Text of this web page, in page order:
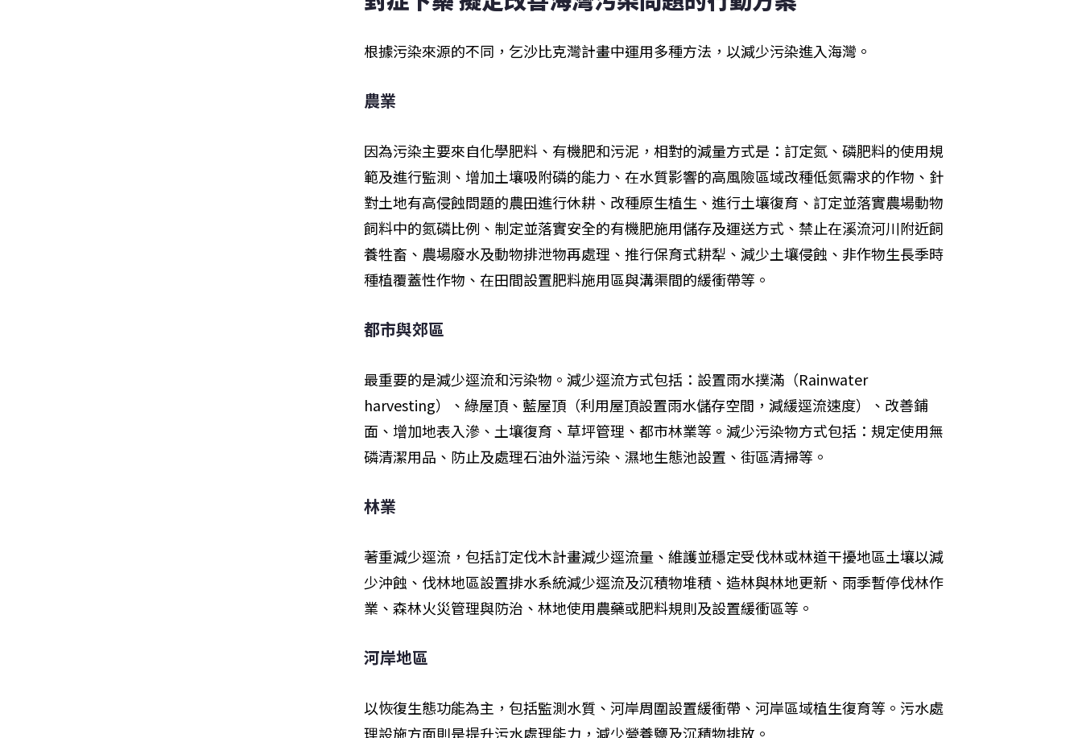
根據污染來源的不同，乞沙比克灣計畫中運用多種方法，以減少污染進入海灣。
農業
因為污染主要來自化學肥料、有機肥和污泥，相對的減量方式是：訂定氮、磷肥料的使用規
範及進行監測、增加土壤吸附磷的能力、在水質影響的高風險區域改種低氮需求的作物、針
對土地有高侵蝕問題的農田進行休耕、改種原生植生、進行土壤復育、訂定並落實農場動物
飼料中的氮磷比例、制定並落實安全的有機肥施用儲存及運送方式、禁止在溪流河川附近飼
養牲畜、農場廢水及動物排泄物再處理、推行保育式耕犁、減少土壤侵蝕、非作物生長季時
種植覆蓋性作物、在田間設置肥料施用區與溝渠間的緩衝帶等。
都市與郊區
最重要的是減少逕流和污染物。減少逕流方式包括：設置雨水撲滿（Rainwater
harvesting）、綠屋頂、藍屋頂（利用屋頂設置雨水儲存空間，減緩逕流速度）、改善鋪
面、增加地表入滲、土壤復育、草坪管理、都市林業等。減少污染物方式包括：規定使用無
磷清潔用品、防止及處理石油外溢污染、濕地生態池設置、街區清掃等。
林業
著重減少逕流，包括訂定伐木計畫減少逕流量、維護並穩定受伐林或林道干擾地區土壤以減
少沖蝕、伐林地區設置排水系統減少逕流及沉積物堆積、造林與林地更新、雨季暫停伐林作
業、森林火災管理與防治、林地使用農藥或肥料規則及設置緩衝區等。
河岸地區
以恢復生態功能為主，包括監測水質、河岸周圍設置緩衝帶、河岸區域植生復育等。污水處
理設施方面則是提升污水處理能力，減少營養鹽及沉積物排放。